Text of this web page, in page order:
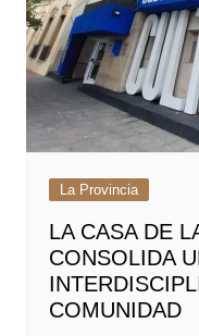
La Provincia
LA CASA DE
CONSOLIDA
COMUNIDAD